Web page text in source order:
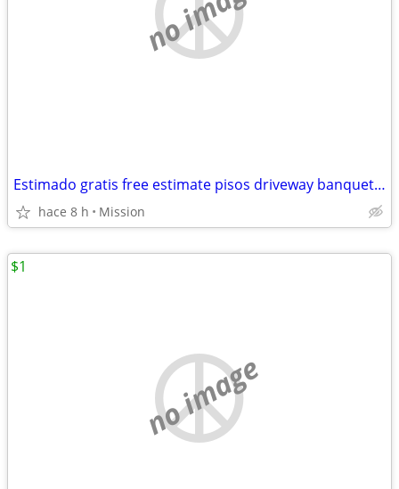
Estimado gratis free estimate pisos driveway banquettes Sidewalk agregado escalo
hace 8 h Mission
no image
$1